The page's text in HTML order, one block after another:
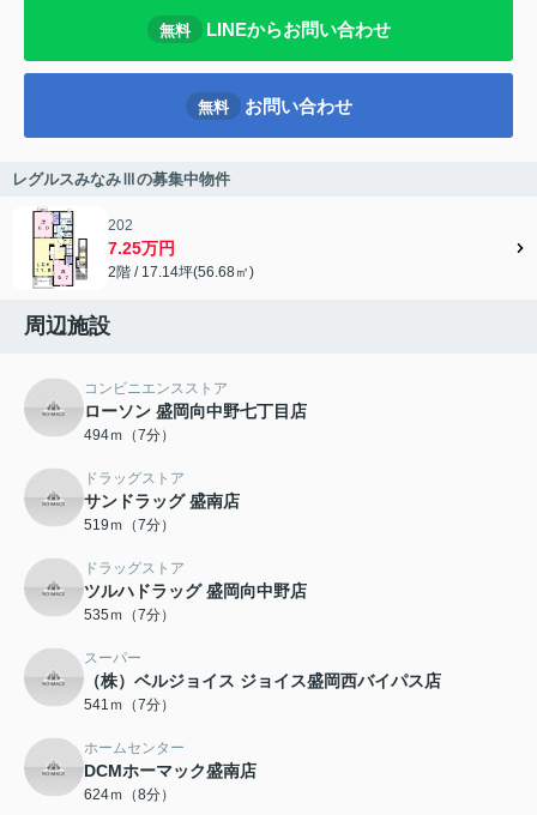
無料 LINEからお問い合わせ
無料 お問い合わせ
レグルスみなみⅢの募集中物件
202
7.25万円
2階 / 17.14坪(56.68㎡)
周辺施設
コンビニエンスストア
ローソン 盛岡向中野七丁目店
494ｍ（7分）
ドラッグストア
サンドラッグ 盛南店
519ｍ（7分）
ドラッグストア
ツルハドラッグ 盛岡向中野店
535ｍ（7分）
スーパー
（株）ベルジョイス ジョイス盛岡西バイパス店
541ｍ（7分）
ホームセンター
DCMホーマック盛南店
624ｍ（8分）